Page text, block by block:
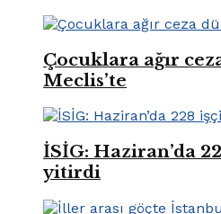
Çocuklara ağır
Meclis’te
İSİG: Haziran’da
yitirdi